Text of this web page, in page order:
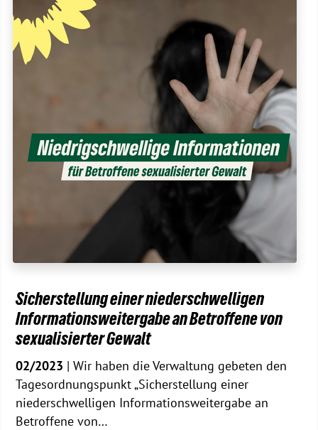
Sicherstellung einer niederschwelligen
Informationsweitergabe an Betroffene von
sexualisierter Gewalt
02/2023 | Wir haben die Verwaltung gebeten den
Tagesordnungspunkt „Sicherstellung einer
niederschwelligen Informationsweitergabe an
Betroffene von…